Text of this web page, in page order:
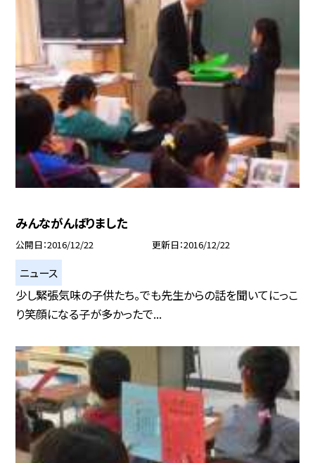
みんながんばりました
公開日 2016/12/22 更新日 2016/12/22
ニュース
少し緊張気味の子供たち。でも先生からの話を聞いてにっこ
り笑顔になる子が多かったで...